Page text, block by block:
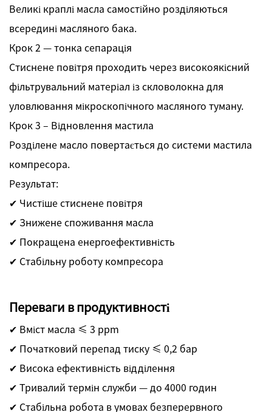
Великі краплі масла самостійно розділяються
всередині масляного бака.
Крок 2 — тонка сепарація
Стиснене повітря проходить через високоякісний
фільтрувальний матеріал із скловолокна для
уловлювання мікроскопічного масляного туману.
Крок 3 – Відновлення мастила
Розділене масло повертається до системи мастила
компресора.
Результат:
✔ Чистіше стиснене повітря
✔ Знижене споживання масла
✔ Покращена енергоефективність
✔ Стабільну роботу компресора
Переваги в продуктивності
✔ Вміст масла ≤ 3 ppm
✔ Початковий перепад тиску ≤ 0,2 бар
✔ Висока ефективність відділення
✔ Тривалий термін служби — до 4000 годин
✔ Стабільна робота в умовах безперервного